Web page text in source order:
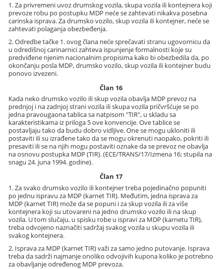
1. Za privremeni uvoz drumskog vozila, skupa vozila ili kontejnera koji
prevoze robu po postupku MDP neće se zahtevati nikakva posebna
carinska isprava. Za drumsko vozilo, skup vozila ili kontejner, neće se
zahtevati polaganja obezbeđenja.
2. Odredbe tačke 1. ovog člana neće sprečavati stranu ugovornicu da
u odredišnoj carinarnici zahteva ispunjenje formalnosti koje su
predviđene njenim nacionalnim propisima kako bi obezbedila da, po
okončanju posla MDP, drumsko vozilo, skup vozila ili kontejner budu
ponovo izvezeni.
Član 16
Kada neko drumsko vozilo ili skup vozila obavlja MDP prevoz na
prednjoj i na zadnjoj strani vozila ili skupa vozila pričvršćuje se po
jedna pravougaona tablica sa natpisom "TIR", u skladu sa
karakteristikama iz priloga 5 ove konvencije. Ove tablice se
postavljaju tako da budu dobro vidljive. One se mogu ukloniti ili
postaviti ili su izrađene tako da se mogu okrenuti naopako, pokriti ili
presaviti ili se na njih mogu postaviti oznake da se prevoz ne obavlja
na osnovu postupka MDP (TIR). (ECE/TRANS/17/Izmena 16; stupila na
snagu 24. juna 1994. godine).
Član 17
1. Za svako drumsko vozilo ili kontejner treba pojedinačno popuniti
po jednu ispravu za MDP (karnet TIR). Međutim, jedna isprava za
MDP (karnet TIR) može da se popuni i za skup vozila ili za više
kontejnera koji su utovareni na jedno drumsko vozilo ili na skup
vozila. U tom slučaju, u spisku robe u ispravi za MDP (karnetu TIR),
treba odvojeno naznačiti sadržaj svakog vozila u skupu vozila ili
svakog kontejnera.
2. Isprava za MDP (karnet TIR) važi za samo jedno putovanje. Isprava
treba da sadrži najmanje onoliko odvojivih kupona koliko je potrebno
za obavljanje određenog MDP prevoza.